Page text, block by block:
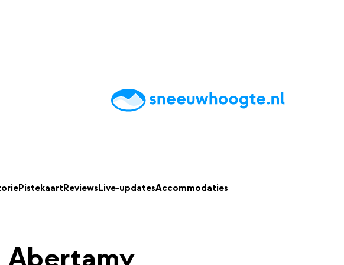
AccommodatiesTipsReviewsLive updatesApp
PistekaartReviewsLive-updatesAccommodaties